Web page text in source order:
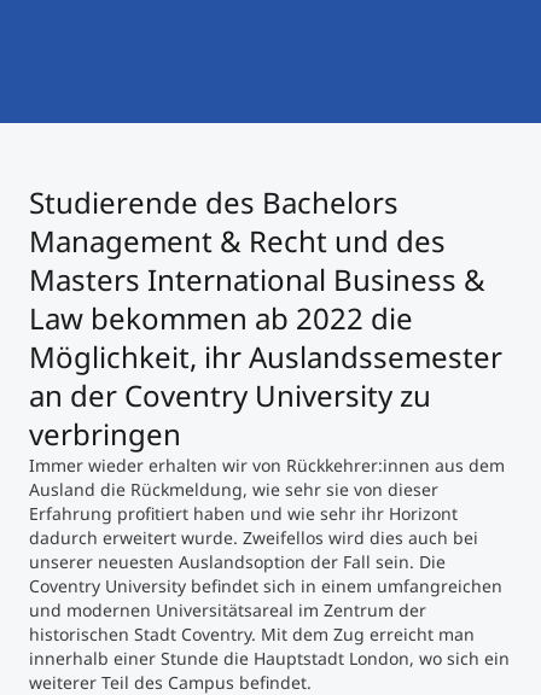
Study Finder Bachelor/Master
Masterclasses
Management-Seminare
Technische Weiterbildung
Maßgeschneiderte Programme
Studienberatung
Executive Education Finder
Studierende des Bachelors
Management & Recht und des
Masters International Business &
Law bekommen ab 2022 die
Möglichkeit, ihr Auslandssemester
an der Coventry University zu
verbringen
Immer wieder erhalten wir von Rückkehrer:innen aus dem
Ausland die Rückmeldung, wie sehr sie von dieser
Erfahrung profitiert haben und wie sehr ihr Horizont
dadurch erweitert wurde. Zweifellos wird dies auch bei
unserer neuesten Auslandsoption der Fall sein. Die
Coventry University befindet sich in einem umfangreichen
und modernen Universitätsareal im Zentrum der
historischen Stadt Coventry. Mit dem Zug erreicht man
innerhalb einer Stunde die Hauptstadt London, wo sich ein
weiterer Teil des Campus befindet.